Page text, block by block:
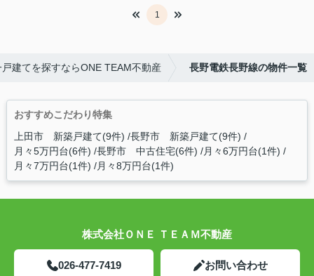
1
建てを探すならONE TEAM不動産 長野電鉄長野線の物件一覧
おすすめこだわり特集
上田市 新築戸建て(9件) 長野市 新築戸建て(9件)
月々5万円台(6件) 長野市 中古住宅(6件) 月々6万円台(1件)
月々7万円台(1件) 月々8万円台(1件)
株式会社ＯＮＥ ＴＥＡＭ不動産
026-477-7419 お問い合わせ